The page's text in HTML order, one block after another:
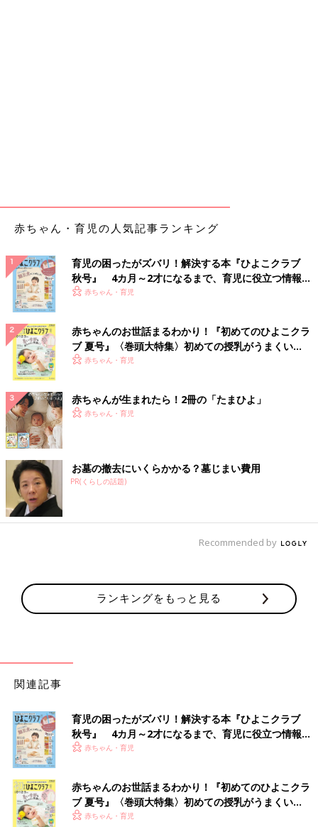
だから、庄司さんがしゃべっているトーンとか、返事をしている
日は元気じゃないな」と、相手の状態を判断して、大丈夫そうな
ら伝えるようにしています。まあ、庄司さんはだいたいのことは
受け入れてくれるんですけどね（笑）
――YouTubeでの夫婦の掛け合いが微笑ましいです。家でもあん
な感じですか？
藤本 本当に、家でもあのまんまです（笑）。私にとって庄司さ
お父さんでもあるんですよ。休みの日は夫婦一緒に出かけること
も多いので、友だちがいなくても事足りてしまうんです（笑）
結婚して16年経って、もちろんラブラブ具合は変わりましたけ
ど、庄司家としての“チーム感”は強まっているように思います。
それから年月とともに、お互いの理解度も深まっているんじゃな
いかなと。
ました。子どもが多いと、チームで戦っていかないと日々の生活
いると感じています。
だ私たちの場合、最終的に何もなかったかのように振る舞うので
いをするようにしているんです。それで、最後はお互いに「ごめ
んね」と言って仲直りをする感じです。
今は子どもが3人いて、日々バタバタしているので、けんかをす
る暇もないんです。けんかしている暇があったら、洗濯物をたた
みたい！みたいな（笑）
赤ちゃん・育児の人気記事ランキング
育児の困ったがズバリ！解決する本『ひよこクラブ
秋号』 4カ月～2才になるまで、育児に役立つ情報が
いっぱい！
赤ちゃん・育児
赤ちゃんのお世話まるわかり！『初めてのひよこクラ
ブ 夏号』〈巻頭大特集〉初めての授乳がうまくい
く！ おっぱい・ミルクの基本と夏のトラブル 解決テ
赤ちゃん・育児
赤ちゃんが生まれたら！2冊の「たまひよ」
赤ちゃん・育児
お墓の撤去にいくらかかる？墓じまい費用
PR(くらしの話題)
Recommended by
ランキングをもっと見る
関連記事
育児の困ったがズバリ！解決する本『ひよこクラブ
秋号』 4カ月～2才になるまで、育児に役立つ情報が
いっぱい！
赤ちゃん・育児
赤ちゃんのお世話まるわかり！『初めてのひよこクラ
ブ 夏号』〈巻頭大特集〉初めての授乳がうまくい
く！ おっぱい・ミルクの基本と夏のトラブル 解決テ
赤ちゃん・育児